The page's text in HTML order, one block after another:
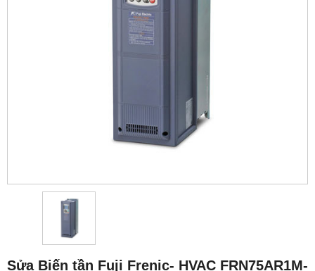
Sửa Biến tần Fuji Frenic- HVAC FRN75AR1M-